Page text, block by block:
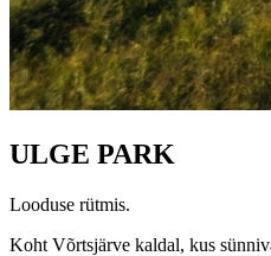
ULGE PARK
Looduse rütmis.
Koht Võrtsjärve kaldal, kus